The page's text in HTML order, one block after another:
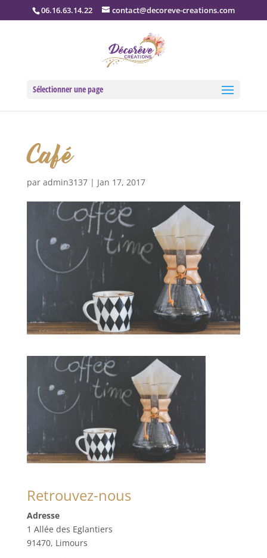
06.16.63.14.22 contact@decoreve-creations.com
Sélectionner une page
Café
par admin3137| Jan 17, 2017
Retrouvez-nous
Adresse
1 Allée des Eglantiers
91470, Limours